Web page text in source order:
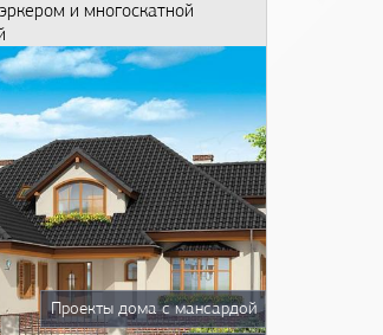
и многоскатной
Проекты дома с мансардой